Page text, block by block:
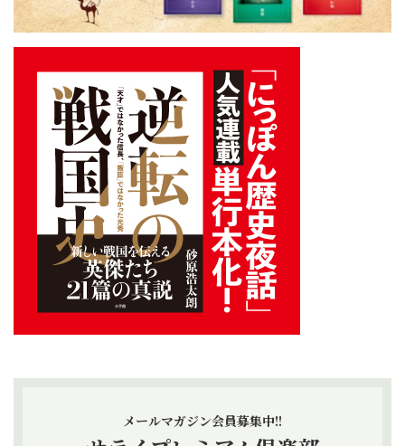
メールマガジン会員募集中!!